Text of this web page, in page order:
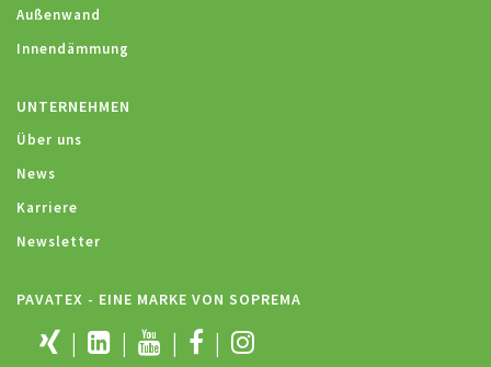
Außenwand
Innendämmung
UNTERNEHMEN
Über uns
News
Karriere
Newsletter
PAVATEX - EINE MARKE VON SOPREMA